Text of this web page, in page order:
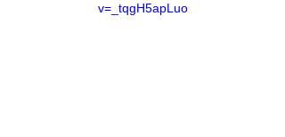
v=_tqgH5apLuo